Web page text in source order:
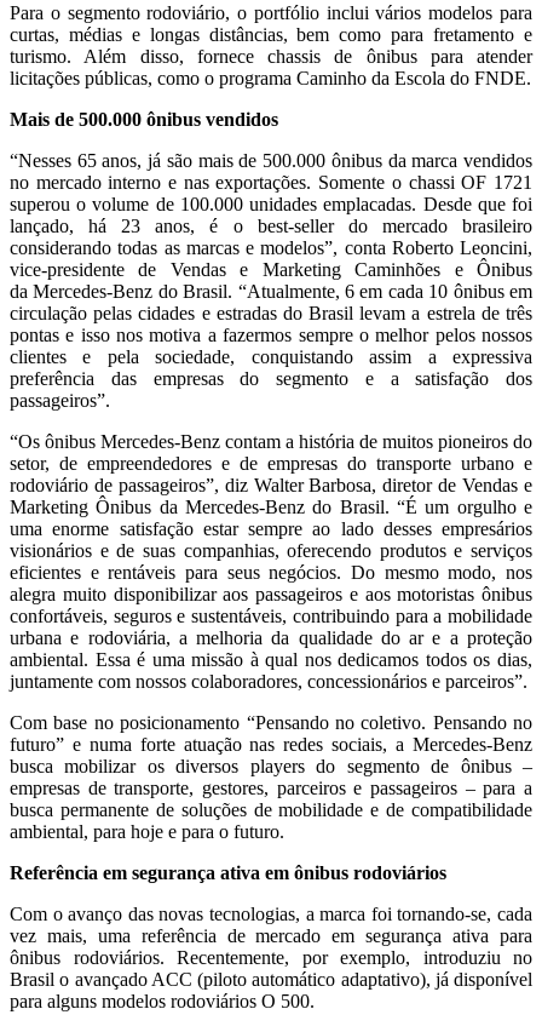
Para o segmento rodoviário, o portfólio inclui vários modelos para
curtas, médias e longas distâncias, bem como para fretamento e
turismo. Além disso, fornece chassis de ônibus para atender
licitações públicas, como o programa Caminho da Escola do FNDE.
Mais de 500.000 ônibus vendidos
“Nesses 65 anos, já são mais de 500.000 ônibus da marca vendidos
no mercado interno e nas exportações. Somente o chassi OF 1721
superou o volume de 100.000 unidades emplacadas. Desde que foi
lançado, há 23 anos, é o best-seller do mercado brasileiro
considerando todas as marcas e modelos”, conta Roberto Leoncini,
vice-presidente de Vendas e Marketing Caminhões e Ônibus
da Mercedes-Benz do Brasil. “Atualmente, 6 em cada 10 ônibus em
circulação pelas cidades e estradas do Brasil levam a estrela de três
pontas e isso nos motiva a fazermos sempre o melhor pelos nossos
clientes e pela sociedade, conquistando assim a expressiva
preferência das empresas do segmento e a satisfação dos
passageiros”.
“Os ônibus Mercedes-Benz contam a história de muitos pioneiros do
setor, de empreendedores e de empresas do transporte urbano e
rodoviário de passageiros”, diz Walter Barbosa, diretor de Vendas e
Marketing Ônibus da Mercedes-Benz do Brasil. “É um orgulho e
uma enorme satisfação estar sempre ao lado desses empresários
visionários e de suas companhias, oferecendo produtos e serviços
eficientes e rentáveis para seus negócios. Do mesmo modo, nos
alegra muito disponibilizar aos passageiros e aos motoristas ônibus
confortáveis, seguros e sustentáveis, contribuindo para a mobilidade
urbana e rodoviária, a melhoria da qualidade do ar e a proteção
ambiental. Essa é uma missão à qual nos dedicamos todos os dias,
juntamente com nossos colaboradores, concessionários e parceiros”.
Com base no posicionamento “Pensando no coletivo. Pensando no
futuro” e numa forte atuação nas redes sociais, a Mercedes-Benz
busca mobilizar os diversos players do segmento de ônibus –
empresas de transporte, gestores, parceiros e passageiros – para a
busca permanente de soluções de mobilidade e de compatibilidade
ambiental, para hoje e para o futuro.
Referência em segurança ativa em ônibus rodoviários
Com o avanço das novas tecnologias, a marca foi tornando-se, cada
vez mais, uma referência de mercado em segurança ativa para
ônibus rodoviários. Recentemente, por exemplo, introduziu no
Brasil o avançado ACC (piloto automático adaptativo), já disponível
para alguns modelos rodoviários O 500.